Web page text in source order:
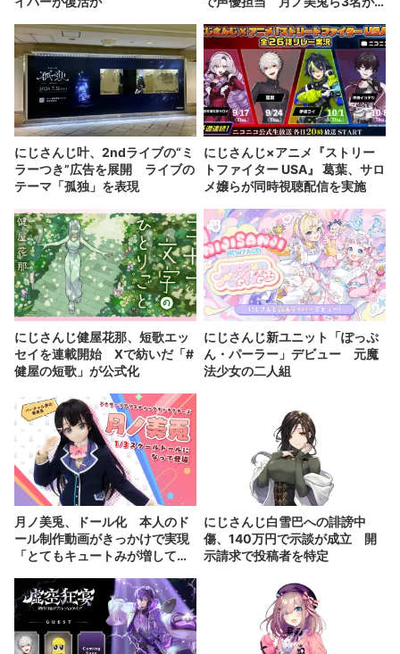
にじさんじ叶、2ndライブの“ミ
ラーつき”広告を展開 ライブの
テーマ「孤独」を表現
にじさんじ×アニメ『ストリー
トファイター USA』 葛葉、サロ
メ嬢らが同時視聴配信を実施
にじさんじ健屋花那、短歌エッ
セイを連載開始 Xで紡いだ「#
健屋の短歌」が公式化
にじさんじ新ユニット「ぽっぷ
ん・パーラー」デビュー 元魔
法少女の二人組
月ノ美兎、ドール化 本人のド
ール制作動画がきっかけで実現
「とてもキュートみが増して
にじさんじ白雪巴への誹謗中
傷、140万円で示談が成立 開
示請求で投稿者を特定